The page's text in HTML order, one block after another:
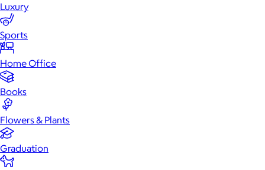
Luxury
Sports
Home Office
Books
Flowers & Plants
Graduation